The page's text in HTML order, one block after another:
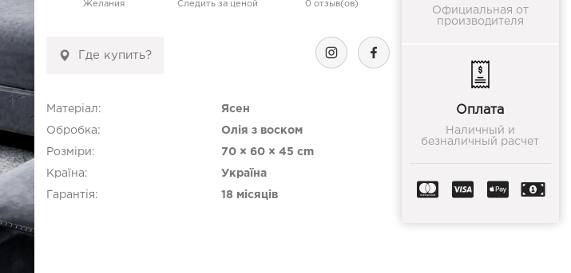
Желания Следить за ценой 0 отзыв(ов)
Где купить?
Матеріал: Ясен
Обробка: Олія з воском
Розміри: 70 × 60 × 45 cm
Країна: Україна
Гарантія: 18 місяців
Официальная от
производителя
Оплата
Наличный и
безналичный расчет